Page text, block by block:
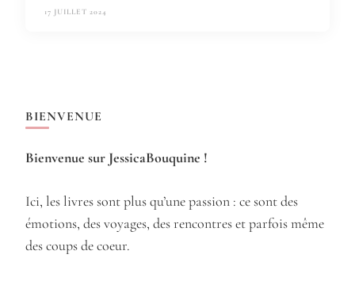
17 JUILLET 2024
BIENVENUE
Bienvenue sur JessicaBouquine !
Ici, les livres sont plus qu’une passion : ce sont des
émotions, des voyages, des rencontres et parfois même
des coups de coeur.